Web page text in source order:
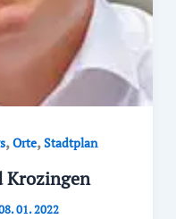
,Orte,Stadtplan
Krozingen
01. 2022